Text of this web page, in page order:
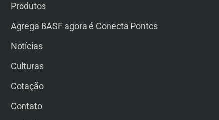
Produtos
Agrega BASF agora é Conecta Pontos
Notícias
Culturas
Cotação
Contato